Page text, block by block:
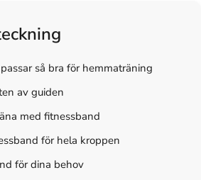
så bra för hemmaträning
av guiden
med fitnessband
för hela kroppen
för dina behov